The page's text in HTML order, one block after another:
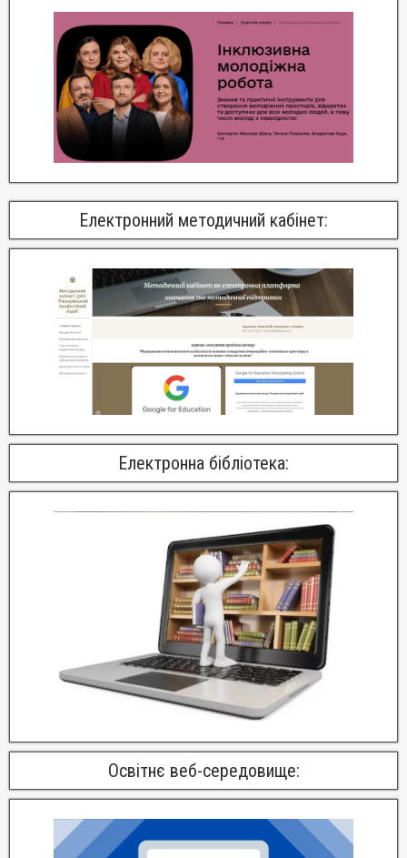
Електронний методичний кабінет:
Електронна бібліотека:
Освітнє веб-середовище: